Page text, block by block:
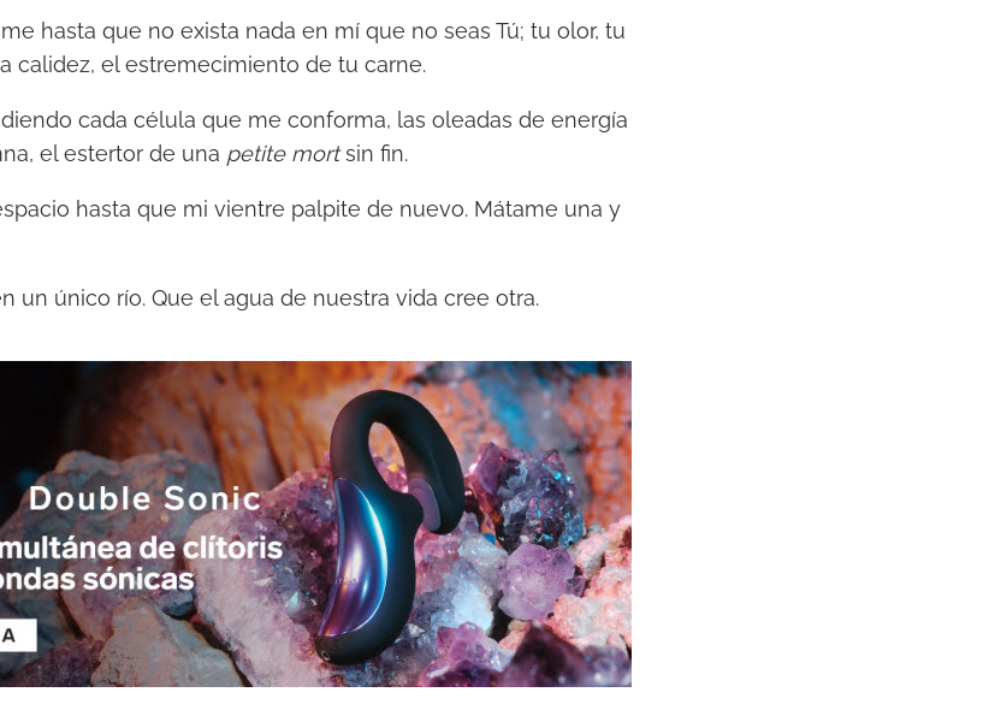
hasta que no exista nada en mí que no seas Tú; tu olor, tu
calidez, el estremecimiento de tu carne.
cada célula que me conforma, las oleadas de energía
el estertor de una petite mortsin fin.
hasta que mi vientre palpite de nuevo. Mátame una y
un único río. Que el agua de nuestra vida cree otra.